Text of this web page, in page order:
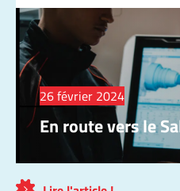
26 février 2024
En route vers le